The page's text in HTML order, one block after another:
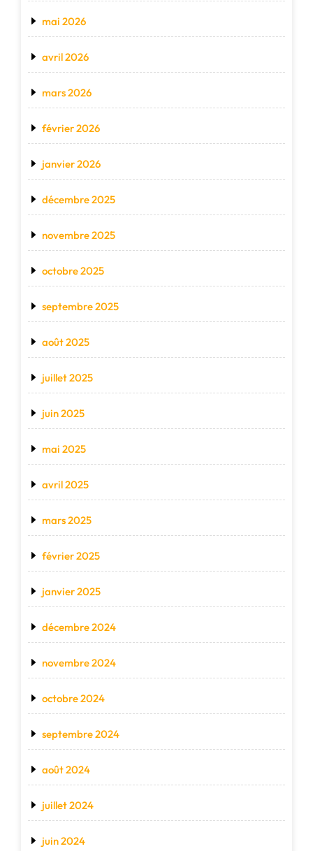
mai 2026
avril 2026
mars 2026
février 2026
janvier 2026
décembre 2025
novembre 2025
octobre 2025
septembre 2025
août 2025
juillet 2025
juin 2025
mai 2025
avril 2025
mars 2025
février 2025
janvier 2025
décembre 2024
novembre 2024
octobre 2024
septembre 2024
août 2024
juillet 2024
juin 2024